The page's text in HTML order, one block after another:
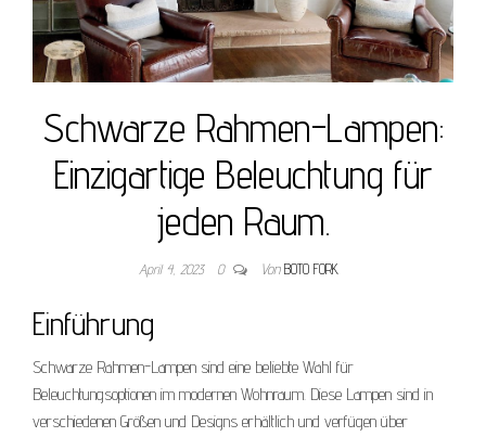
Schwarze Rahmen-Lampen:
Einzigartige Beleuchtung für
jeden Raum.
April 4, 2023 0 Von BOTO FORK
Einführung
Schwarze Rahmen-Lampen sind eine beliebte Wahl für
Beleuchtungsoptionen im modernen Wohnraum. Diese Lampen sind in
verschiedenen Größen und Designs erhältlich und verfügen über